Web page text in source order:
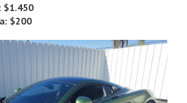
$1.450
$200